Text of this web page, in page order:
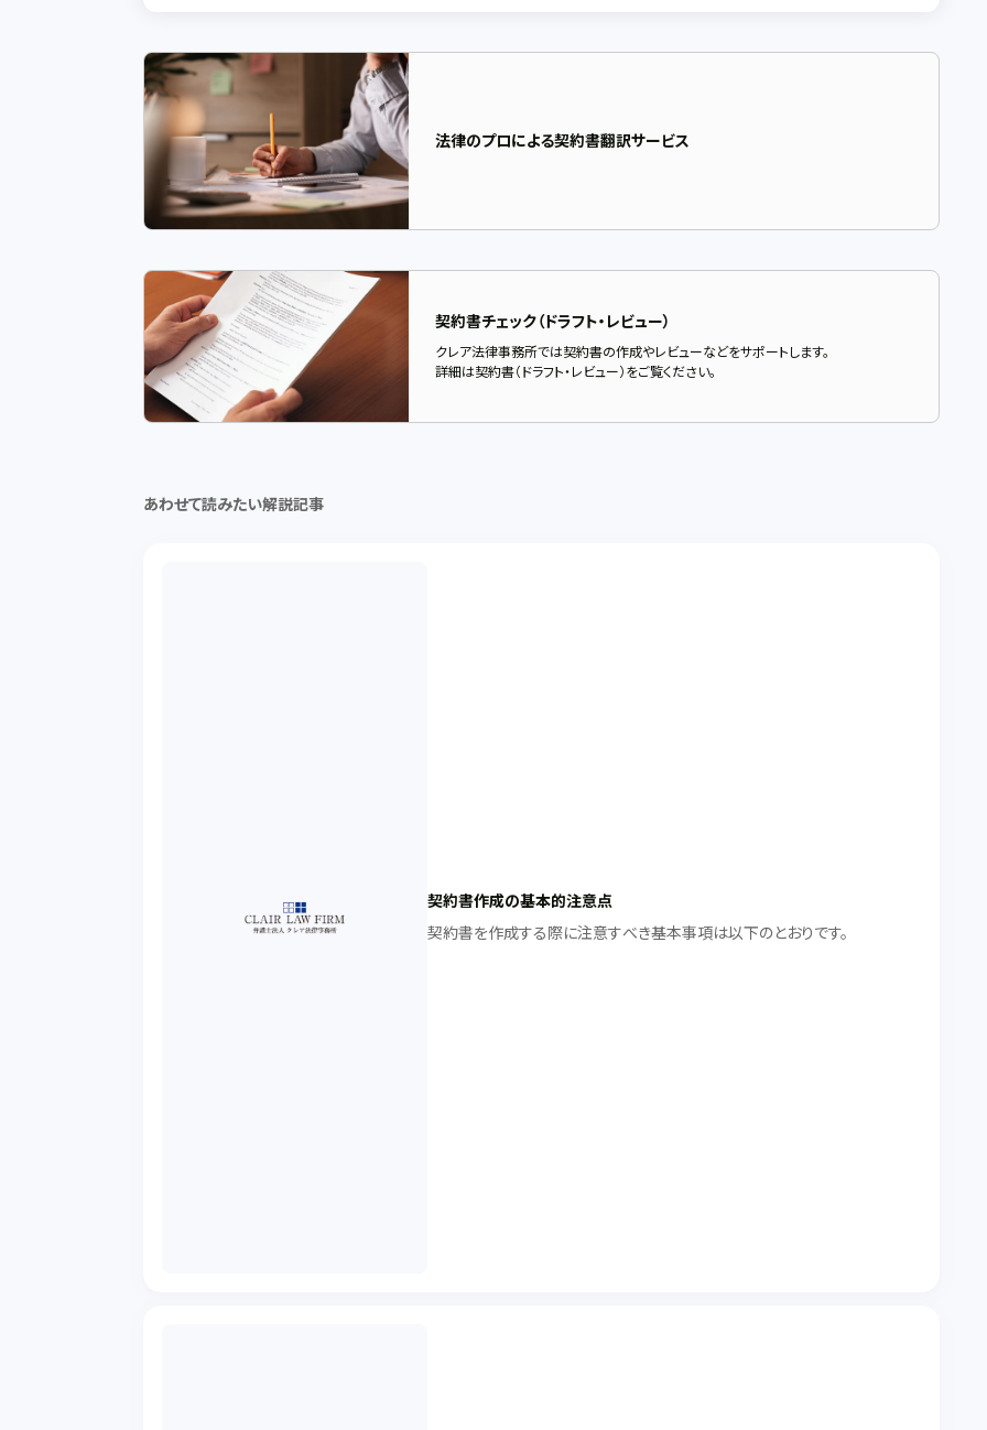
法律のプロによる契約書翻訳サービス
契約書チェック（ドラフト・レビュー）
クレア法律事務所では契約書の作成やレビューなどをサポートします。
詳細は契約書（ドラフト・レビュー）をご覧ください。
あわせて読みたい解説記事
契約書作成の基本的注意点
契約書を作成する際に注意すべき基本事項は以下のとおりです。